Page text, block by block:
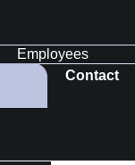
Employees
Contact